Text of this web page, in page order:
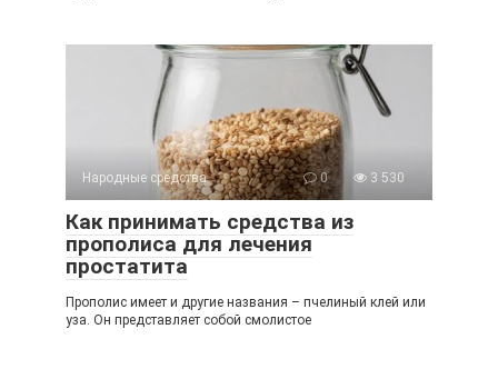
Народные средства 0 3 530
Как принимать средства из
прополиса для лечения
простатита
Прополис имеет и другие названия – пчелиный клей или
уза. Он представляет собой смолистое